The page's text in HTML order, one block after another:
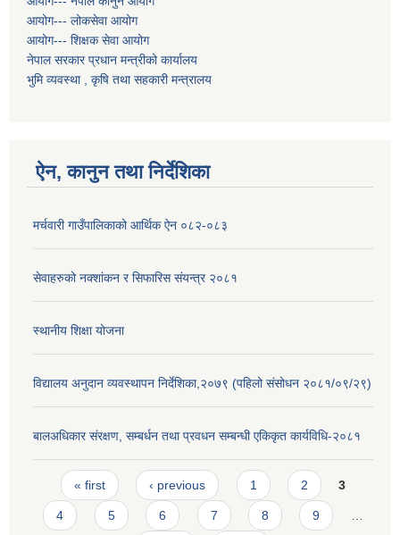
आयोग--- लोकसेवा आयोग
आयोग--- शिक्षक सेवा आयोग
नेपाल सरकार प्रधान मन्त्रीको कार्यालय
भुमि व्यवस्था , कृषि तथा सहकारी मन्त्रालय
ऐन, कानुन तथा निर्देशिका
मर्चवारी गाउँपालिकाको आर्थिक ऐन ०८२-०८३
सेवाहरुको नक्शांकन र सिफारिस संयन्त्र २०८१
स्थानीय शिक्षा योजना
विद्यालय अनुदान व्यवस्थापन निर्देशिका,२०७९ (पहिलो संसोधन २०८१/०९/२९)
बालअधिकार संरक्षण, सम्बर्धन तथा प्रवधन सम्बन्धी एकिकृत कार्यविधि-२०८१
Pages
« first ‹ previous 1 2 3
4 5 6 7 8 9